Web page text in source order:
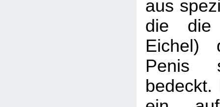
aus
die die
Eichel)
Penis
bedeckt.